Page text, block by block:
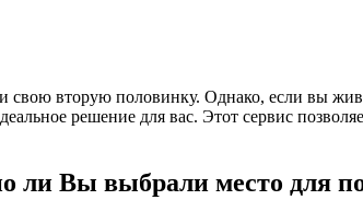
свою вторую половинку. Однако, если вы
решение для вас. Этот сервис
ли Вы выбрали место для